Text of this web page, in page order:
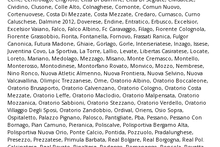
Cividino, Clusone, Colle Alto, Colnaghese, Comonte, Comun Nuovo,
Cortenuovese, Costa Di Mezzate, Costa Mezzate, Credaro, Curnasco, Curno
Caluschese, Dalmine 2012, Doverese, Endine, Entratico, Erbusco, Excelsior,
Excelsior Vaiano, Falco, Falco Albino, Fc Caravaggio, Filago, Fiorente Colognola,
Fiorente Grassobbio, Fiorita, Fontanella, Fornovo, Frassati Ranica, Fulgor
Canonica, Futura Madone, Ghiaie, Gorlago, Gorle, Interseriatese, Inzago, Issese,
Juventina Covo, La Sportiva, La Torre, Lallio, Levate, Libertas Casiratese, Locate,
Loreto, Mariano, Medolago, Mezzago, Misano, Monte Cremasco, Montello,
Monterosso, Montodinese, Montorfano Rovato, Monvico, Mozzo, Nembrese,
Nino Ronco, Nuova Atletic Almenno, Nuova Frontiera, Nuova Selvino, Nuova
Valcavallina, Olimpic Trezzanese, Ome, Oratorio Albino, Oratorio Boccaleone,
Oratorio Brusaporto, Oratorio Calvenzano, Oratorio Cologno, Oratorio Costa
Mezzate, Oratorio Leffe, Oratorio Maclodio, Oratorio Malpensata, Oratorio
Mozzanica, Oratorio Sabbioni, Oratorio Stezzano, Oratorio Verdello, Oratorio
Villaggio Degli Sposi, Oratorio Zandobbio, Ordival, Oriens, Osio Sopra,
Ospitaletto, Palazzo Pignano, Palosco, Pantigliate, Pba, Pessano, Pessano Con
Bornago, Pian Camuno, Pieranica, Poliscalve, Polisportiva Bergamo Alta,
Polisportiva Nuova Orio, Ponte Calcio, Pontida, Pozzuolo, Pradalunghese,
Presezzo, Prezzatese, Primula Barbata, Real Bolgare, Real Borgogna, Real Pol.